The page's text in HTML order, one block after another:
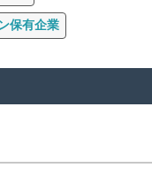
保有企業